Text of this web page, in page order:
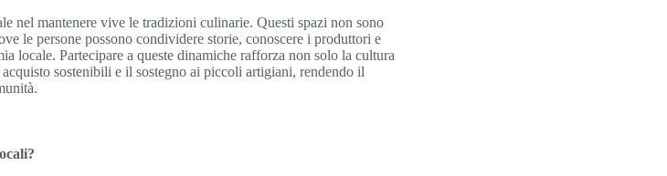
nel mantenere vive le tradizioni culinarie. Questi spazi non sono
le persone possono condividere storie, conoscere i produttori e
locale. Partecipare a queste dinamiche rafforza non solo la cultura
sostenibili e il sostegno ai piccoli artigiani, rendendo il